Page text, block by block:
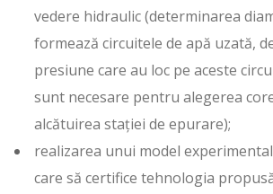
vedere hidraulic (determinarea
formează circuitele de apă uzată,
presiune care au loc pe aceste
sunt necesare pentru alegerea
alcătuirea staţiei de epurare);
realizarea unui model
care să certifice tehnologia